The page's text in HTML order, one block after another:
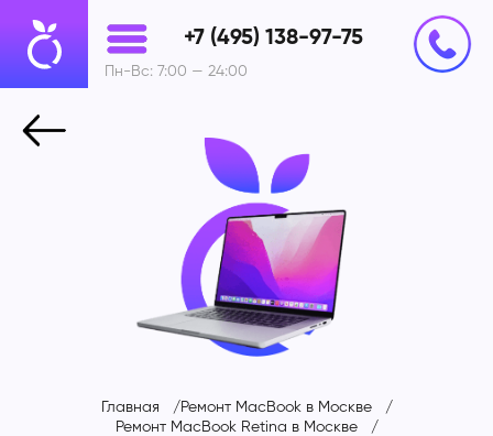
+7 (495) 138-97-75
Пн-Вс: 7:00 — 24:00
Главная
Ремонт MacBook в Москве
Ремонт MacBook Retina в Москве